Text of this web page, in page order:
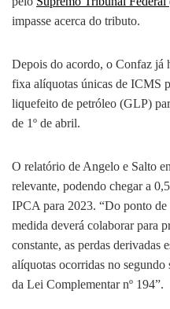
impasse acerca do tributo.
Depois do acordo, o Confaz já
fixa alíquotas únicas de ICMS
liquefeito de petróleo (GLP)
de 1º de abril.
O relatório de Angelo e Salto
relevante, podendo chegar a
IPCA para 2023. “Do ponto de
medida deverá colaborar para
constante, as perdas derivadas
alíquotas ocorridas no segundo
da Lei Complementar nº 194”.